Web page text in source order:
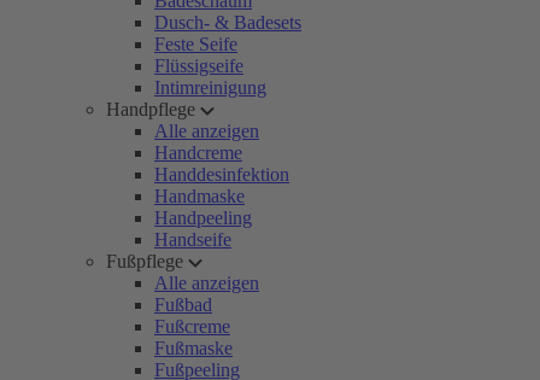
Dusch- & Badesets
Feste Seife
Flüssigseife
Intimreinigung
Handpflege
Alle anzeigen
Handcreme
Handdesinfektion
Handmaske
Handpeeling
Handseife
Fußpflege
Alle anzeigen
Fußbad
Fußcreme
Fußmaske
Fußpeeling